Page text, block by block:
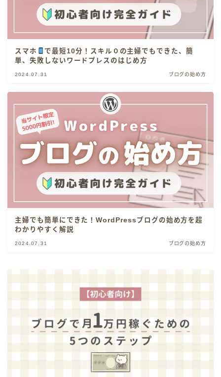
スマホ
で最短10分！スキル０の主婦でもできた、簡
単、失敗しないワードプレスのはじめ方
2024.07.31 ブログの始め方
主婦でも簡単にできた！WordPressブログの始め方を超
わかりやすく解説
2024.07.31 ブログの始め方